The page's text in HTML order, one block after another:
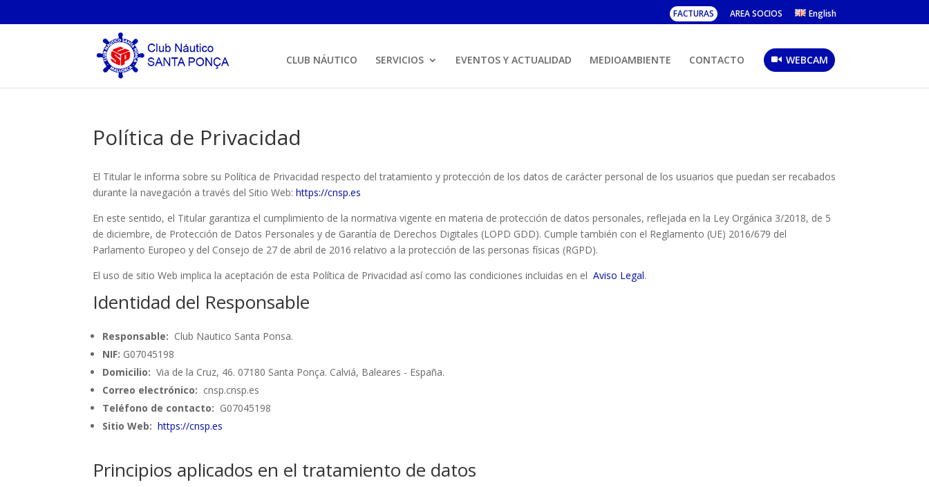
FACTURAS AREA SOCIOS English
CLUB NÁUTICO SERVICIOS EVENTOS Y ACTUALIDAD MEDIOAMBIENTE CONTACTO WEBCAM
Política de Privacidad
El Titular le informa sobre su Política de Privacidad respecto del tratamiento y protección de los datos de carácter personal de los usuarios que puedan ser recabados
durante la navegación a través del Sitio Web:https://cnsp.es
En este sentido, el Titular garantiza el cumplimiento de la normativa vigente en materia de protección de datos personales, reflejada en la Ley Orgánica 3/2018, de 5
de diciembre, de Protección de Datos Personales y de Garantía de Derechos Digitales (LOPD GDD). Cumple también con el Reglamento (UE) 2016/679 del
Parlamento Europeo y del Consejo de 27 de abril de 2016 relativo a la protección de las personas físicas (RGPD).
El uso de sitio Web implica la aceptación de esta Política de Privacidad así como las condiciones incluidas en elAviso Legal.
Identidad del Responsable
Responsable: Club Nautico Santa Ponsa.
NIF: G07045198
Domicilio: Via de la Cruz, 46. 07180 Santa Ponça. Calviá, Baleares - España.
Correo electrónico: cnsp.cnsp.es
Teléfono de contacto: G07045198
Sitio Web: https://cnsp.es
Principios aplicados en el tratamiento de datos